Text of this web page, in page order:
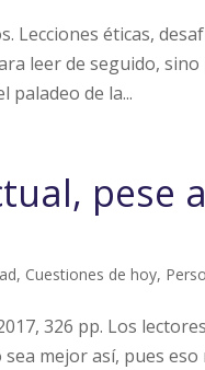
Lecciones éticas,
leer de seguido,
paladeo de la...
pese
, Cuestiones de hoy,
326 pp. Los
sea mejor así, pues